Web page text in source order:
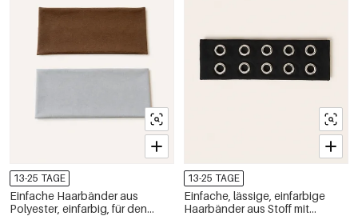
13-25 TAGE
Einfache Haarbänder aus
Polyester, einfarbig, für den
13-25 TAGE
Einfache, lässige, einfarbige
Haarbänder aus Stoff mit